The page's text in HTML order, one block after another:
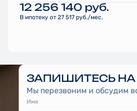
12 256 140 руб.
В ипотеку от 27 517 руб./мес.
ЗАПИШИТЕСЬ НА
Мы перезвоним и обсудим
Имя